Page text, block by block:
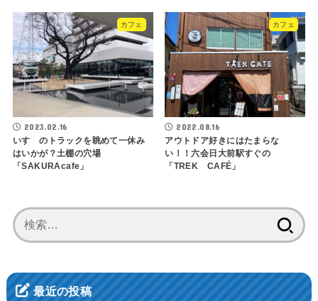
カフェ
2023.02.16
いすゞのトラックを眺めて一休み
はいかが？土棚の穴場
「SAKURAcafe」
カフェ
2022.08.16
アウトドア好きにはたまらな
い！！六会日大前駅すぐの
「TREK CAFÉ」
索:
最近の投稿